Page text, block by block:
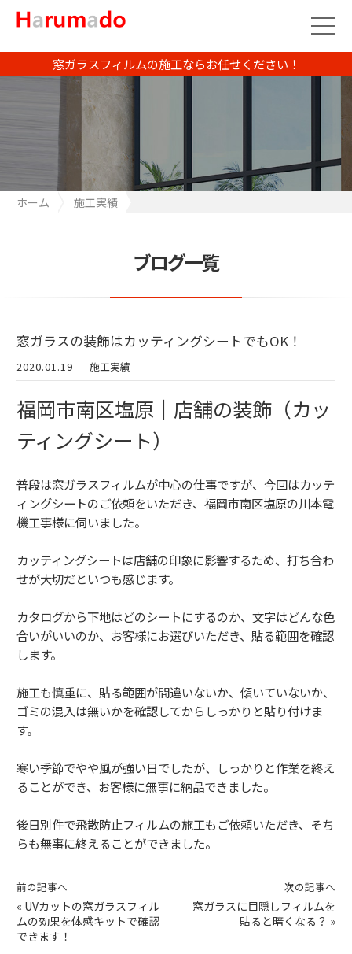
窓ガラスフィルムの施工ならお任せください！
ホーム
施工実績
ブログ一覧
窓ガラスの装飾はカッティングシートでもOK！
2020.01.19 施工実績
福岡市南区塩原｜店舗の装飾（カッ
ティングシート）
普段は窓ガラスフィルムが中心の仕事ですが、今回はカッテ
ィングシートのご依頼をいただき、福岡市南区塩原の川本電
機工事様に伺いました。
カッティングシートは店舗の印象に影響するため、打ち合わ
せが大切だといつも感じます。
カタログから下地はどのシートにするのか、文字はどんな色
合いがいいのか、お客様にお選びいただき、貼る範囲を確認
します。
施工も慎重に、貼る範囲が間違いないか、傾いていないか、
ゴミの混入は無いかを確認してからしっかりと貼り付けま
す。
寒い季節でやや風が強い日でしたが、しっかりと作業を終え
ることができ、お客様に無事に納品できました。
後日別件で飛散防止フィルムの施工もご依頼いただき、そち
らも無事に終えることができました。
前の記事へ
« UVカットの窓ガラスフィル
ムの効果を体感キットで確認
できます！
次の記事へ
窓ガラスに目隠しフィルムを
貼ると暗くなる？ »